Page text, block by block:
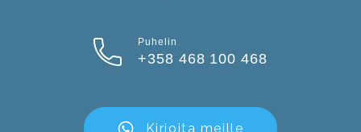
Puhelin
+358 468 100 468
Kirjoita meille